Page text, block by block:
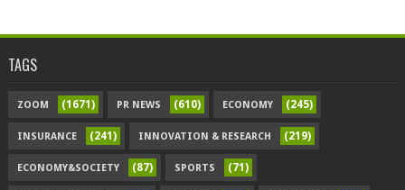
TAGS
ZOOM (1671) PR NEWS (610) ECONOMY (245)
INSURANCE (241) INNOVATION & RESEARCH (219)
ECONOMY&SOCIETY (87) SPORTS (71)